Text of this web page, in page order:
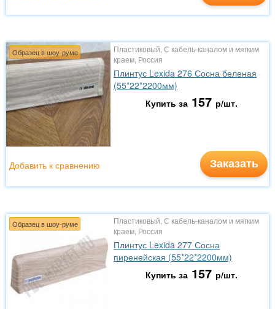
Образец в шоу-руме
Пластиковый, С кабель-каналом и мягким
краем, Россия
Плинтус Lexida 276 Сосна беленая
(55*22*2200мм)
Купить за 157 р/шт.
Заказать
Добавить к сравнению
Образец в шоу-руме
Пластиковый, С кабель-каналом и мягким
краем, Россия
Плинтус Lexida 277 Сосна
пиренейская (55*22*2200мм)
Купить за 157 р/шт.